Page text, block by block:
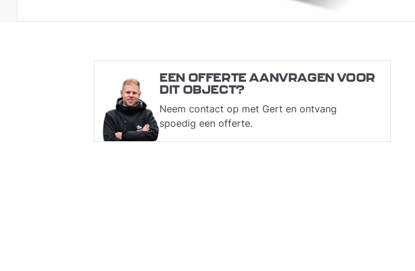
EEN OFFERTE AANVRAGEN VOOR
DIT OBJECT?
Neem contact op met Gert en ontvang
spoedig een offerte.